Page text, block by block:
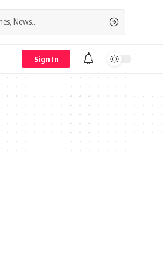
Sign In